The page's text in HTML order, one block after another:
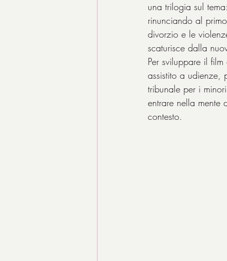
una trilogia sul
rinunciando al
divorzio e le
scaturisce dalla
Per sviluppare il
assistito a udienze,
tribunale per i
entrare nella mente
contesto.